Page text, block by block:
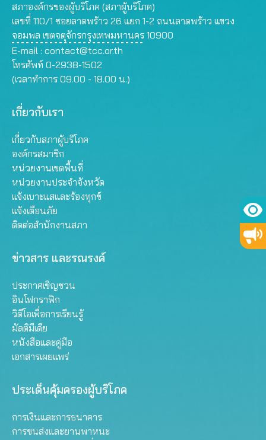
สภาองค์กรของผู้บริโภค (สภาผู้บริโภค)
เลขที่ 110/1 ซอยลาดพร้าว 26 แยก 1-2 ถนนลาดพร้าว แขวง
จอมพล เขตจตุจักรกรุงเทพมหานคร 10900
E-mail : contact@tcc.or.th
โทรศัพท์ 0-2938-1502
(เวลาทำการ 09.00 - 18.00 น.)
เกี่ยวกับเรา
เกี่ยวกับสภาผู้บริโภค
องค์กรสมาชิก
หน่วยงานเขตพื้นที่
หน่วยงานประจำจังหวัด
แจ้งเบาะแสและร้องทุกข์
แจ้งเตือนภัย
ติดต่อสำนักงานสภา
ข่าวสาร และรณรงค์
ประกาศเชิญชวน
อินโฟกราฟิก
วิดีโอเพื่อการเรียนรู้
มัลติมีเดีย
หนังสือและคู่มือ
เอกสารเผยแพร่
ประเด็นคุ้มครองผู้บริโภค
การเงินและการธนาคาร
การขนส่งและยานพาหนะ